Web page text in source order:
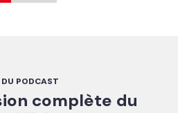
PODCAST
complète du